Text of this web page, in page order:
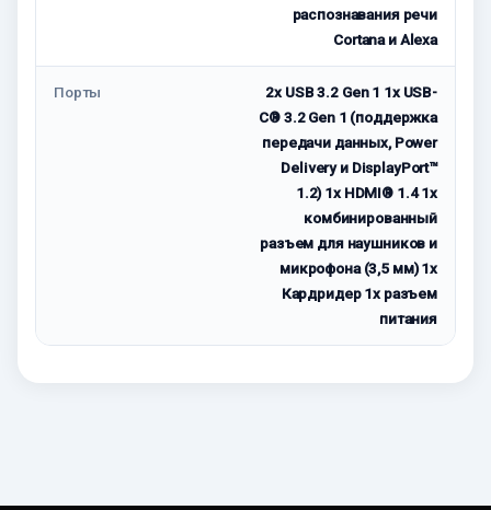
распознавания речи
Cortana и Alexa
Порты
2x USB 3.2 Gen 1 1x USB-
C® 3.2 Gen 1 (поддержка
передачи данных, Power
Delivery и DisplayPort™
1.2) 1x HDMI® 1.4 1x
комбинированный
разъем для наушников и
микрофона (3,5 мм) 1x
Кардридер 1x разъем
питания